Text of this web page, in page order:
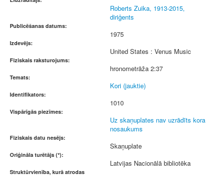
Roberts Zuika, 1913-2015,
diriģents
Publicēšanas datums:
1975
Izdevējs:
United States : Venus Music
Fiziskais raksturojums:
hronometrāža 2:37
Temats:
Kori (jauktie)
Identifikators:
1010
Vispārīgās piezīmes:
Uz skaņuplates nav uzrādīts kora
nosaukums
Fiziskais datu nesējs:
Skaņuplate
Oriģināla turētājs (*):
Latvijas Nacionālā bibliotēka
Struktūrvienība, kurā atrodas